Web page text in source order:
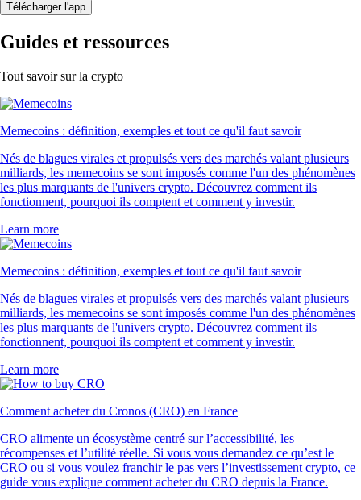
Télécharger l'app
Guides et ressources
Tout savoir sur la crypto
Memecoins : définition, exemples et tout ce qu'il faut savoir
Nés de blagues virales et propulsés vers des marchés valant plusieurs
milliards, les memecoins se sont imposés comme l'un des phénomènes
les plus marquants de l'univers crypto. Découvrez comment ils
fonctionnent, pourquoi ils comptent et comment y investir.
Learn more
Memecoins : définition, exemples et tout ce qu'il faut savoir
Nés de blagues virales et propulsés vers des marchés valant plusieurs
milliards, les memecoins se sont imposés comme l'un des phénomènes
les plus marquants de l'univers crypto. Découvrez comment ils
fonctionnent, pourquoi ils comptent et comment y investir.
Learn more
Comment acheter du Cronos (CRO) en France
CRO alimente un écosystème centré sur l’accessibilité, les
récompenses et l’utilité réelle. Si vous vous demandez ce qu’est le
CRO ou si vous voulez franchir le pas vers l’investissement crypto, ce
guide vous explique comment acheter du CRO depuis la France.